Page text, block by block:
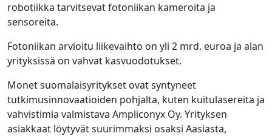
robotiikka tarvitsevat fotoniikan kameroita ja
sensoreita.
Fotoniikan arvioitu liikevaihto on yli 2 mrd. euroa ja alan
yrityksissä on vahvat kasvuodotukset.
Monet suomalaisyritykset ovat syntyneet
tutkimusinnovaatioiden pohjalta, kuten kuitulasereita ja
vahvistimia valmistava Ampliconyx Oy. Yrityksen
asiakkaat löytyvät suurimmaksi osaksi Aasiasta,